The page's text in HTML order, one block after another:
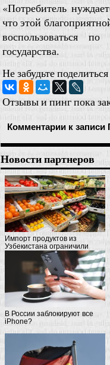
«Потребитель
что этой
воспользоваться
государства.
Не забудьте
Отзывы и пинг пока
Комментарии к записи
Новости партнеров
Импорт продуктов из
Узбекистана ограничили
В России заблокируют все
iPhone?